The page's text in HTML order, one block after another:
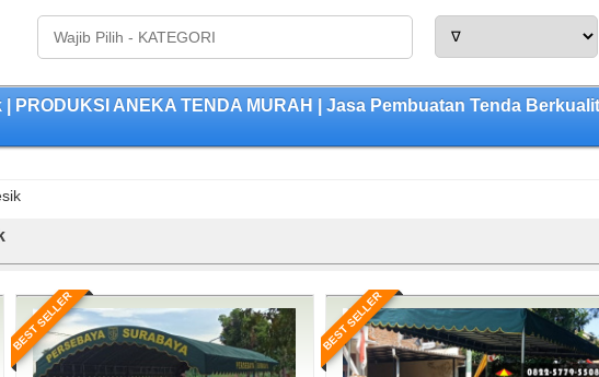
| PRODUKSI ANEKA TENDA MURAH | Jasa Pembuatan Tenda
BEST SELLER BEST SELLER